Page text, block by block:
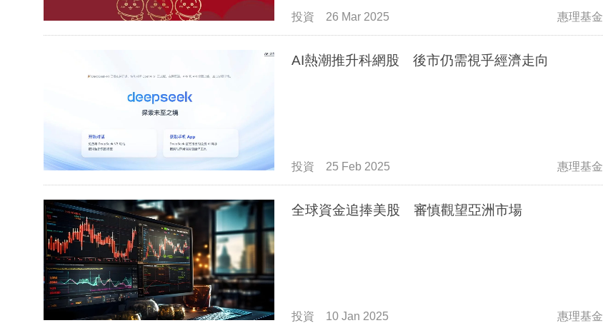
投資 26 Mar 2025 惠理基金
AI熱潮推升科網股 後市仍需視乎經濟走向
投資 25 Feb 2025 惠理基金
全球資金追捧美股 審慎觀望亞洲市場
投資 10 Jan 2025 惠理基金